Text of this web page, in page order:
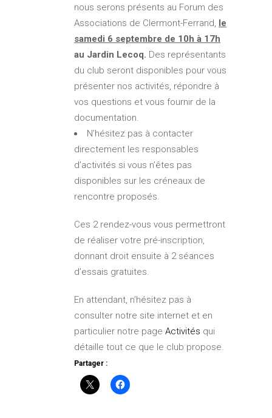
nous serons présents au Forum des
Associations de Clermont-Ferrand, le
samedi 6 septembre de 10h à 17h
au Jardin Lecoq. Des représentants
du club seront disponibles pour vous
présenter nos activités, répondre à
vos questions et vous fournir de la
documentation.
N’hésitez pas à contacter
directement les responsables
d’activités si vous n’êtes pas
disponibles sur les créneaux de
rencontre proposés.
Ces 2 rendez-vous vous permettront
de réaliser votre pré-inscription,
donnant droit ensuite à 2 séances
d’essais gratuites.
En attendant, n’hésitez pas à
consulter notre site internet et en
particulier notre page Activités qui
détaille tout ce que le club propose.
Partager :